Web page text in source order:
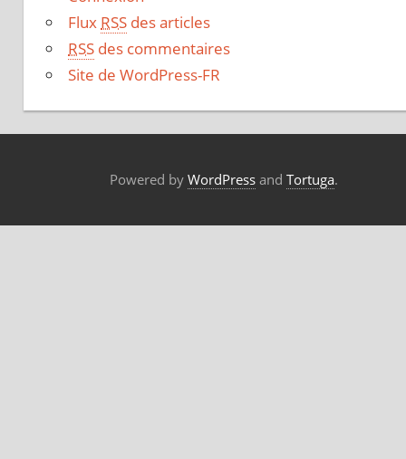
Flux RSS des articles
RSS des commentaires
Site de WordPress-FR
Powered by WordPressand Tortuga.